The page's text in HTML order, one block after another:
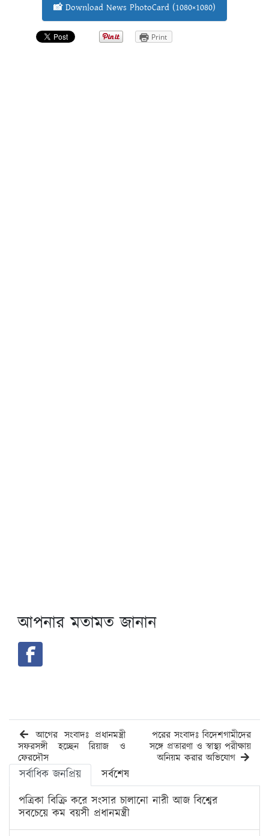
📸 Download News PhotoCard (1080×1080)
Print
আপনার মতামত জানান
আগের সংবাদঃ প্রধানমন্ত্রী
সফরসঙ্গী হচ্ছেন রিয়াজ ও
ফেরদৌস
পরের সংবাদঃ বিদেশগামীদের
সঙ্গে প্রতারণা ও স্বাস্থ্য পরীক্ষায়
অনিয়ম করার অভিযোগ
সর্বাধিক জনপ্রিয়
সর্বশেষ
পত্রিকা বিক্রি করে সংসার চালানো নারী আজ বিশ্বের
সবচেয়ে কম বয়সী প্রধানমন্ত্রী